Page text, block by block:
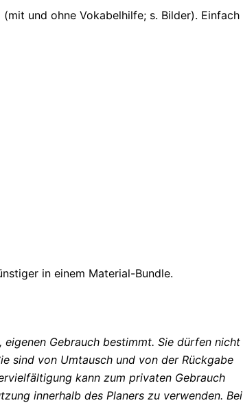
und ohne Vokabelhilfe; s. Bilder). Einfach
in einem Material-Bundle.
Gebrauch bestimmt. Sie dürfen nicht
sind von Umtausch und von der Rückgabe
kann zum privaten Gebrauch
innerhalb des Planers zu verwenden. Bei